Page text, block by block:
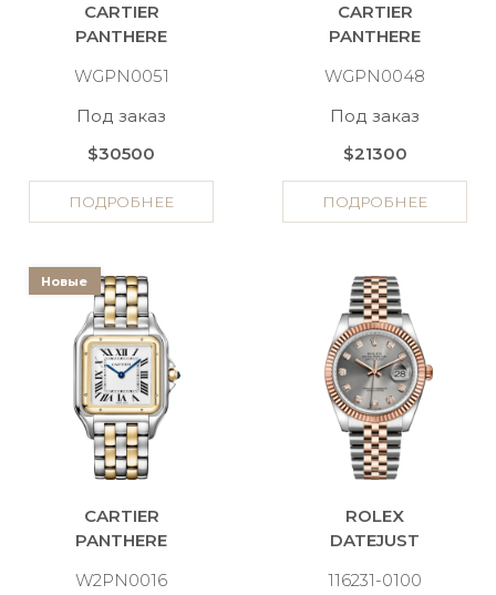
CARTIER
PANTHERE
WGPN0051
Под заказ
$30500
ПОДРОБНЕЕ
CARTIER
PANTHERE
WGPN0048
Под заказ
$21300
ПОДРОБНЕЕ
Новые
CARTIER
PANTHERE
W2PN0016
ROLEX
DATEJUST
116231-0100